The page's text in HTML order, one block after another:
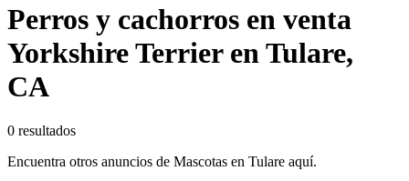
Perros y cachorros en venta
Yorkshire Terrier en Tulare,
CA
0 resultados
Encuentra otros anuncios de Mascotas en Tulare aquí.